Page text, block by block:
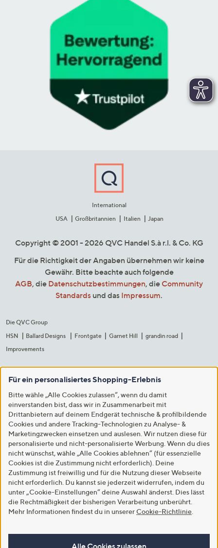
International
USA
Großbritannien Italien Japan
Copyright © 2001 - 2026 QVC Handel S.à r.l. & Co. KG
Für die Richtigkeit der Angaben übernehmen wir keine
Gewähr. Bitte beachte auch folgende
AGB, die Datenschutzbestimmungen, die Community
Standards und das Impressum.
Die QVC Group
HSN
Ballard Designs Frontgate Garnet Hill
grandin road
Improvements
Für ein personalisiertes Shopping-Erlebnis
Bitte wähle „Alle Cookies zulassen“, wenn du damit
einverstanden bist, dass wir in Zusammenarbeit mit
Drittanbietern auf deinem Endgerät technische & profilbildende
Cookies und andere Tracking-Technologien zu Analyse- &
Marketingzwecken einsetzen und auslesen. Wir nutzen diese für
personalisierte und nicht-personalisierte Werbung. Wenn du dies
nicht wünschst, wähle „Alle Cookies ablehnen“ (für essenzielle
Cookies ist die Zustimmung nicht erforderlich). Deine
Zustimmung ist freiwillig und für die Nutzung dieser Webseite
nicht erforderlich. Du kannst sie jederzeit widerrufen, indem du
unter „Cookie-Einstellungen“ deine Auswahl änderst. Dies lässt
die Rechtmäßigkeit der bisherigen Verarbeitung unberührt.
Mehr Informationen findest du in unserer Cookie-Richtlinie
Alle Cookies zulassen